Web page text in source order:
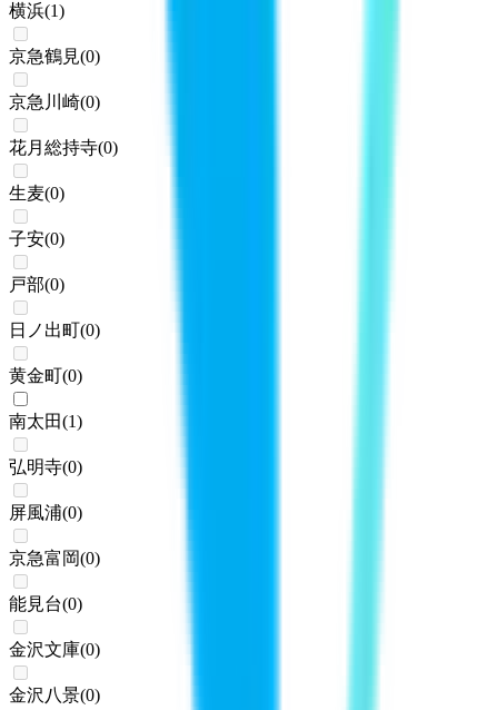
横浜(1)
京急鶴見(0)
京急川崎(0)
花月総持寺(0)
生麦(0)
子安(0)
戸部(0)
日ノ出町(0)
黄金町(0)
南太田(1)
弘明寺(0)
屏風浦(0)
京急富岡(0)
能見台(0)
金沢文庫(0)
金沢八景(0)